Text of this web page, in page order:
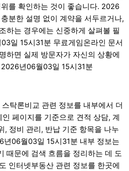
를 확인하는 것이 좋습니다. 2026
분한 설명 없이 계약을 서두르거나,
하는 경우에는 신중하게 살펴볼 필
일 15시31분 무료게임온라인 문서
하면 실제 방문자가 자신의 상황에
년06월03일 15시31분
탁론비교 관련 정보를 내부에서 더
인 페이지를 기준으로 견적 상담, 계
, 정비 관리, 반납 기준 항목을 나누
년06월03일 15시31분 내부 정보는
때문에 검색 흐름을 정리하는 데 도
인터넷부동산 관련 정보를 한곳에